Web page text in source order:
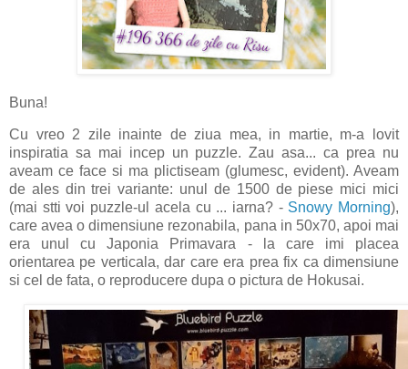
Buna!
Cu vreo 2 zile inainte de ziua mea, in martie, m-a lovit
inspiratia sa mai incep un puzzle. Zau asa... ca prea nu
aveam ce face si ma plictiseam (glumesc, evident). Aveam
de ales din trei variante: unul de 1500 de piese mici mici
(mai stti voi puzzle-ul acela cu ... iarna? - Snowy Morning),
care avea o dimensiune rezonabila, pana in 50x70, apoi mai
era unul cu Japonia Primavara - la care imi placea
orientarea pe verticala, dar care era prea fix ca dimensiune
si cel de fata, o reproducere dupa o pictura de Hokusai.